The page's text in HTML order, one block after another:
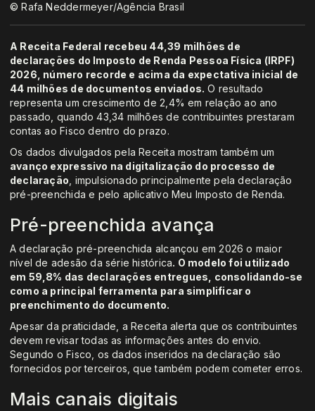
© Rafa Neddermeyer/Agência Brasil
A Receita Federal recebeu 44,39 milhões de
declarações do Imposto de Renda Pessoa Física (IRPF)
2026, número recorde e acima da expectativa inicial de
44 milhões de documentos enviados. O resultado
representa um crescimento de 2,4% em relação ao ano
passado, quando 43,34 milhões de contribuintes prestaram
contas ao Fisco dentro do prazo.
Os dados divulgados pela Receita mostram também um
avanço expressivo na digitalização do processo de
declaração , impulsionado principalmente pela declaração
pré-preenchida e pelo aplicativo Meu Imposto de Renda.
Pré-preenchida avança
A declaração pré-preenchida alcançou em 2026 o maior
nível de adesão da série histórica. O modelo foi utilizado
em 59,8% das declarações entregues, consolidando-se
como a principal ferramenta para simplificar o
preenchimento do documento.
Apesar da praticidade, a Receita alerta que os contribuintes
devem revisar todas as informações antes do envio.
Segundo o Fisco, os dados inseridos na declaração são
fornecidos por terceiros, que também podem cometer erros.
Mais canais digitais